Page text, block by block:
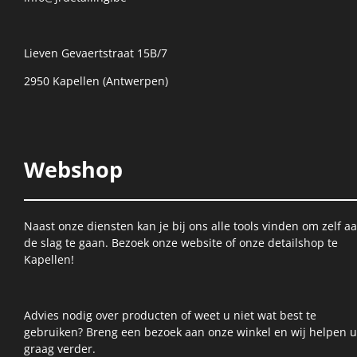
Lieven Gevaertstraat 15B/7
2950 Kapellen (Antwerpen)
Webshop
Naast onze diensten kan je bij ons alle tools vinden om zelf
de slag te gaan. Bezoek onze website of onze detailshop te
Kapellen!
Advies nodig over producten of weet u niet wat best te
gebruiken? Breng een bezoek aan onze winkel en wij helpen u
graag verder.